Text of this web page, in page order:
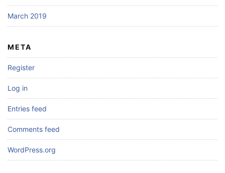
March 2019
META
Register
Log in
Entries feed
Comments feed
WordPress.org